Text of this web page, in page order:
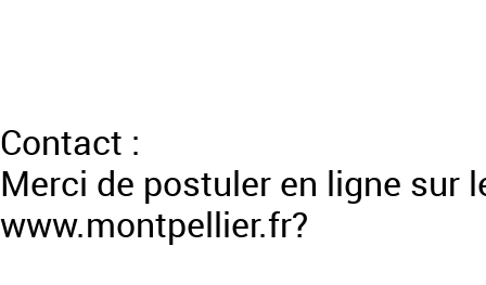
Contact :
Merci de postuler en ligne sur
www.montpellier.fr?